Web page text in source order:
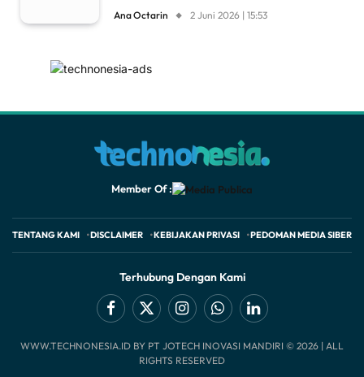
Ana Octarin 2 Juni 2026 | 15:53
Member Of :
TENTANG KAMI DISCLAIMER KEBIJAKAN PRIVASI PEDOMAN MEDIA SIBER
Terhubung Dengan Kami
Facebook
X
(Twitter)
InstagramWhatsAppLinkedIn
WWW.TECHNONESIA.ID BY PT JOTECH INOVASI MANDIRI © 2026 | ALL
RIGHTS RESERVED